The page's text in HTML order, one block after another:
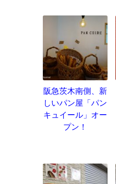
阪急茨木南側、新
しいパン屋「パン
キュイール」オー
プン！